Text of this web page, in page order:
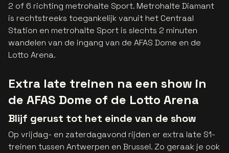
2 of 6 richting metrohalte Sport. Metrohalte Diamant
is rechtstreeks toegankelijk vanuit het Centraal
Station en metrohalte Sport is slechts 2 minuten
wandelen van de ingang van de AFAS Dome en de
Lotto Arena.
Extra late treinen na een show in
de AFAS Dome of de Lotto Arena
Blijf gerust tot het einde van de show
Op vrijdag- en zaterdagavond rijden er extra late S1-
treinen tussen Antwerpen en Brussel. Zo geraak je ook